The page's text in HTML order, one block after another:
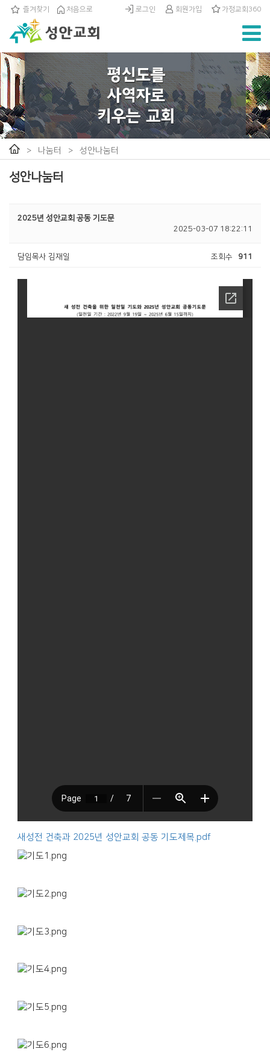
즐겨찾기 처음으로 로그인 회원가입 가정교회360
> 나눔터 > 성안나눔터
성안나눔터
2025년 성안교회 공동 기도문
2025-03-07 18:22:11
담임목사 김재일 조회수 911
새성전 건축과 2025년 성안교회 공동 기도제목.pdf